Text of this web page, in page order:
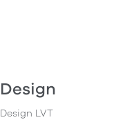
Design
Design LVT